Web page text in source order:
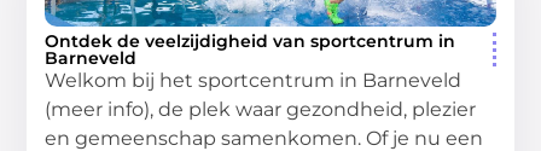
Ontdek de veelzijdigheid van sportcentrum in
Barneveld
Welkom bij het sportcentrum in Barneveld
(meer info), de plek waar gezondheid, plezier
en gemeenschap samenkomen. Of je nu een